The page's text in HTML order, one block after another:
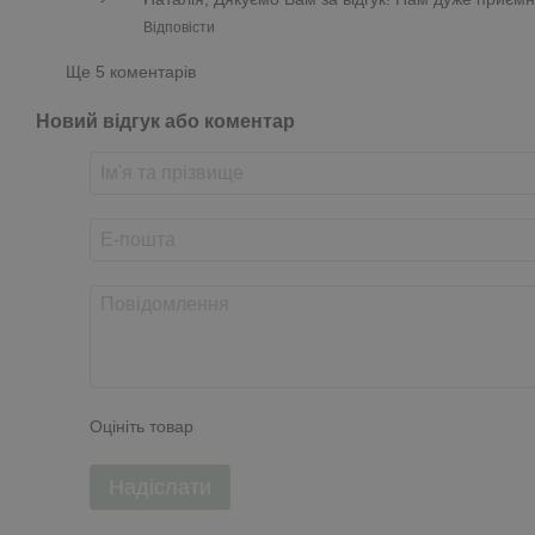
Відповісти
Ще 5 коментарів
Новий відгук або коментар
Оцініть товар